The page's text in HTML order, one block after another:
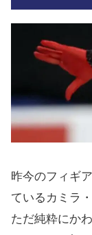
昨今のフィギ
ているカミラ
ただ純粋にか